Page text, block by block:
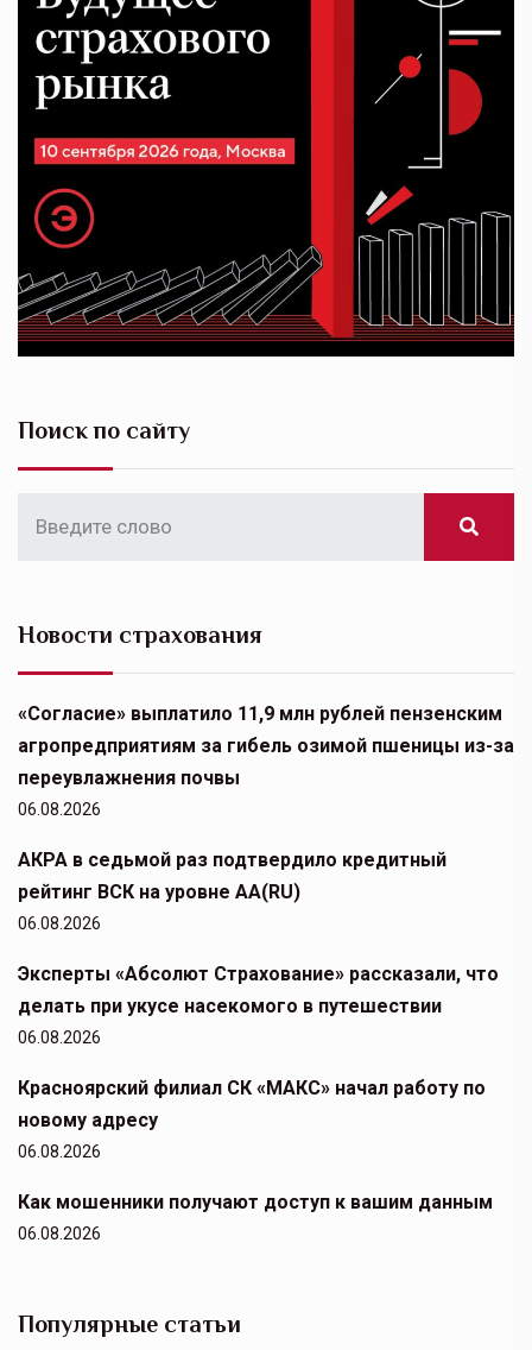
Поиск по сайту
Новости страхования
«Согласие» выплатило 11,9 млн рублей пензенским
агропредприятиям за гибель озимой пшеницы из-за
переувлажнения почвы
06.08.2026
АКРА в седьмой раз подтвердило кредитный
рейтинг ВСК на уровне АА(RU)
06.08.2026
Эксперты «Абсолют Страхование» рассказали, что
делать при укусе насекомого в путешествии
06.08.2026
Красноярский филиал СК «МАКС» начал работу по
новому адресу
06.08.2026
Как мошенники получают доступ к вашим данным
06.08.2026
Популярные статьи